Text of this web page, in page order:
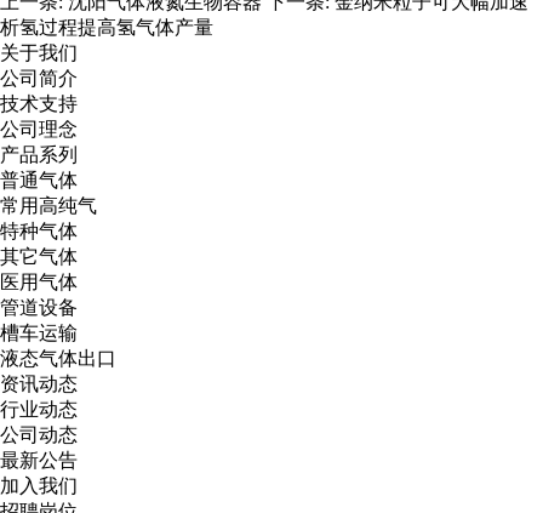
析氢过程提高氢气体产量
关于我们
公司简介
技术支持
公司理念
产品系列
普通气体
常用高纯气
特种气体
其它气体
医用气体
管道设备
槽车运输
液态气体出口
资讯动态
行业动态
公司动态
最新公告
加入我们